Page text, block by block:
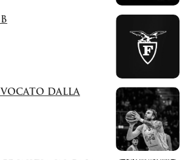
DALLA